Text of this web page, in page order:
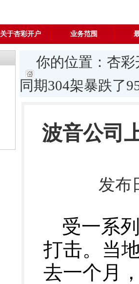
关于杏彩开户 业务范围
你的位置： 杏彩
同期304架暴跌了
波音公司
发布
受一系
打击。当
去一个月